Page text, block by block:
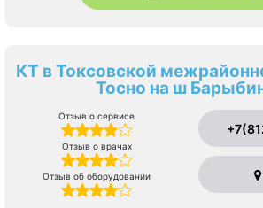
КТ в Токсовской
Тосно на ш
Отзыв о сервисе
Отзыв о врачах
Отзыв об оборудовании